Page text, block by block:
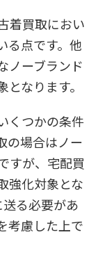
着買取におい
る点です。他
ノーブランド
なります。
くつかの条件
の場合はノー
すが、宅配買
強化対象とな
る必要があ
考慮した上で